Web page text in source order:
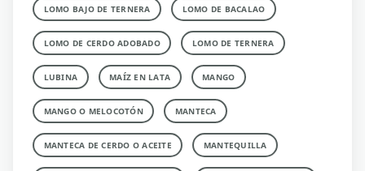
LOMO BAJO DE TERNERA LOMO DE BACALAO
LOMO DE CERDO ADOBADO LOMO DE TERNERA
LUBINA MAÍZ EN LATA MANGO
MANGO O MELOCOTÓN MANTECA
MANTECA DE CERDO O ACEITE MANTEQUILLA